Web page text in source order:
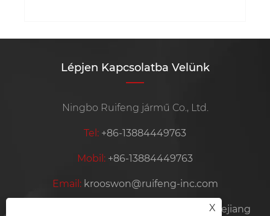
Lépjen Kapcsolatba Velünk
Ningbo Ruifeng jármű Co., Ltd.
Tel: +86-13884449763
Mobil: +86-13884449763
Email: krooswon@ruifeng-inc.com
Lishan, Ditang ipar, Yuyao, Ningbo Zhejiang
X